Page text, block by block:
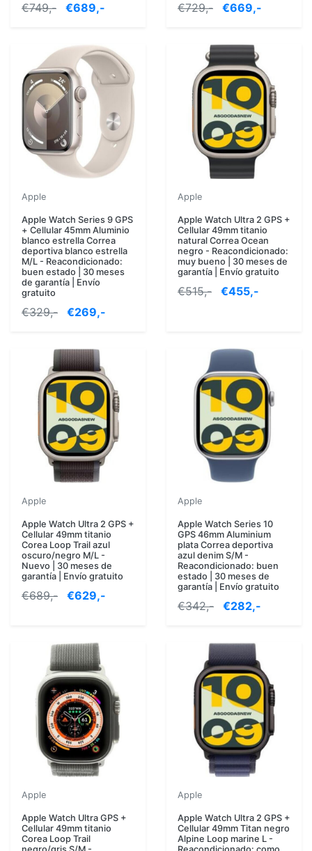
€749,- €689,- €729,- €669,-
Apple
Apple Watch Series 9 GPS
+ Cellular 45mm Aluminio
blanco estrella Correa
deportiva blanco estrella
M/L - Reacondicionado:
buen estado | 30 meses
de garantía | Envío
gratuito
€329,- €269,-
Apple
Apple Watch Ultra 2 GPS +
Cellular 49mm titanio
natural Correa Ocean
negro - Reacondicionado:
muy bueno | 30 meses de
garantía | Envío gratuito
€515,- €455,-
Apple
Apple Watch Ultra 2 GPS +
Cellular 49mm titanio
Corea Loop Trail azul
oscuro/negro M/L -
Nuevo | 30 meses de
garantía | Envío gratuito
€689,- €629,-
Apple
Apple Watch Series 10
GPS 46mm Aluminium
plata Correa deportiva
azul denim S/M -
Reacondicionado: buen
estado | 30 meses de
garantía | Envío gratuito
€342,- €282,-
Apple
Apple Watch Ultra GPS +
Cellular 49mm titanio
Corea Loop Trail
Apple
Apple Watch Ultra 2 GPS +
Cellular 49mm Titan negro
Alpine Loop marine L -